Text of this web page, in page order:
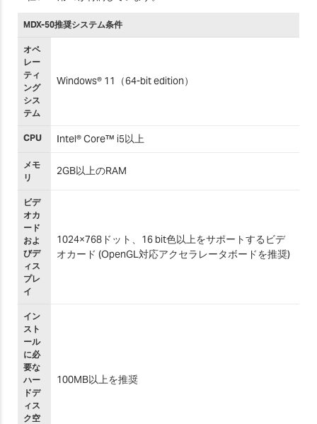
MDX-50推奨システム条件
オペ
レー
ティ
ング
シス
テム
Windows® 11（64-bit edition）
CPU Intel® Core™ i5以上
メモ
リ
2GB以上のRAM
ビデ
オカ
ード
およ
びデ
ィス
プレ
イ
1024×768ドット、16 bit色以上をサポートするビデ
オカード (OpenGL対応アクセラレータボードを推奨)
イン
スト
ール
に必
要な
ハー
ドデ
ィス
ク空
100MB以上を推奨